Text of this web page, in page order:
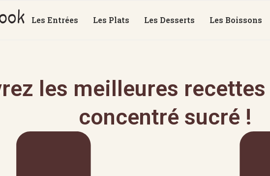
Les Entrées Les Plats Les Desserts Les Boissons
les meilleures
concentré sucré !